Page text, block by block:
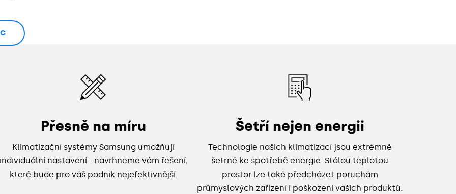
Přesně na míru
Klimatizační systémy Samsung umožňují
nastavení - navrhneme vám řešení,
které bude pro váš podnik nejefektivnější.
Šetří nejen energii
Technologie našich klimatizací jsou extrémně
šetrné ke spotřebě energie. Stálou teplotou
prostor lze také předcházet poruchám
průmyslových zařízení i poškození vašich produktů.